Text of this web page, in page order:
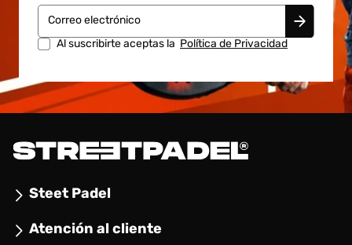
Correo electrónico
Al suscribirte aceptas la Política de Privacidad
Steet Padel
Atención al cliente